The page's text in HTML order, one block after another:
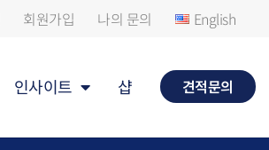
회원가입 나의 문의 English
인사이트 샵 견적문의